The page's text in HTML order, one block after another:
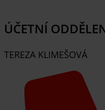
ÚČETNÍ
TEREZA KLIMEŠOVÁ